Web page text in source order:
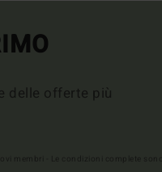
delle offerte più